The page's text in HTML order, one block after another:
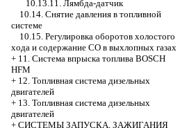
10.13.11. Лямбда-датчик
10.14. Снятие давления в топливной
системе
10.15. Регулировка оборотов холостого
хода и содержание СО в выхлопных газах
+ 11. Система впрыска топлива BOSCH
HFM
+ 12. Топливная система дизельных
двигателей
+ 13. Топливная система дизельных
двигателей
+ СИСТЕМЫ ЗАПУСКА, ЗАЖИГАНИЯ